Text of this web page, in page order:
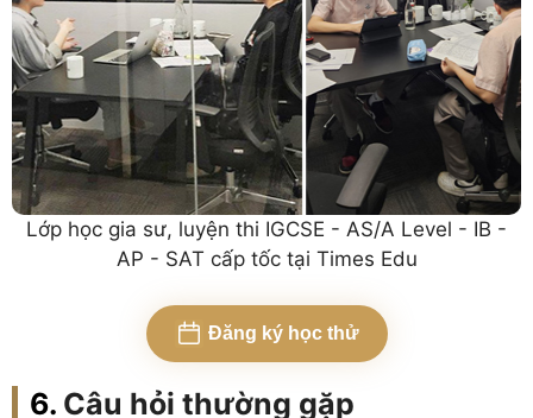
Lớp học gia sư, luyện thi IGCSE - AS/A Level - IB -
AP - SAT cấp tốc tại Times Edu
Đăng ký học thử
Câu hỏi thường gặp